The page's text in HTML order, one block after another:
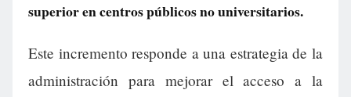
superior en centros públicos no universitarios.
Este incremento responde a una estrategia de la
administración para mejorar el acceso a la